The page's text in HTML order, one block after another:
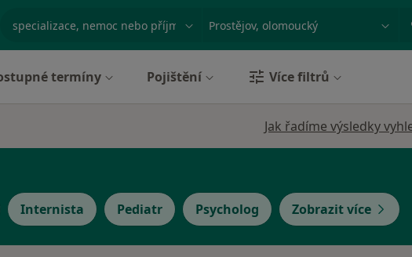
specializace, nemoc nebo příjmení Město nebo region
termíny Pojištění Více filtrů
Jak řadíme výsledky
Internista Pediatr Psycholog Zobrazit více